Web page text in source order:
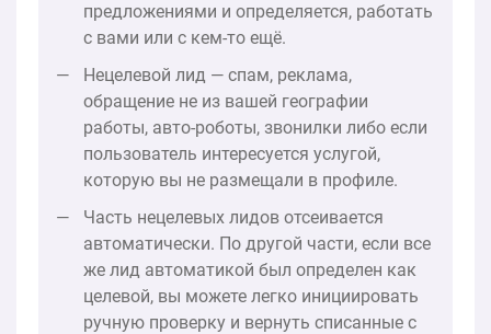
предложениями и определяется, работать
с вами или с кем-то ещё.
Нецелевой лид — спам, реклама,
обращение не из вашей географии
работы, авто-роботы, звонилки либо если
пользователь интересуется услугой,
которую вы не размещали в профиле.
Часть нецелевых лидов отсеивается
автоматически. По другой части, если все
же лид автоматикой был определен как
целевой, вы можете легко инициировать
ручную проверку и вернуть списанные с